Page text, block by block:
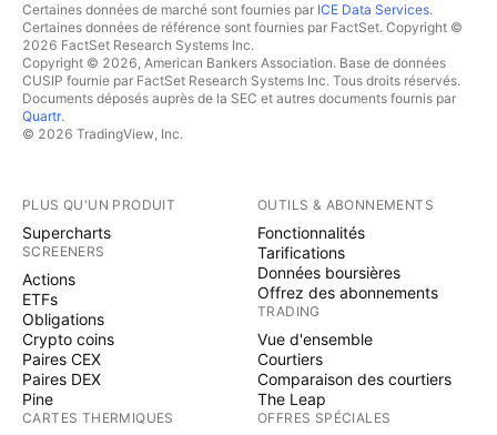
Certaines données de marché sont fournies par ICE Data Services.
Certaines données de référence sont fournies par FactSet. Copyright ©
2026 FactSet Research Systems Inc.
Copyright © 2026, American Bankers Association. Base de données
CUSIP fournie par FactSet Research Systems Inc. Tous droits réservés.
Documents déposés auprès de la SEC et autres documents fournis par
Quartr.
© 2026 TradingView, Inc.
PLUS QU'UN PRODUIT
Supercharts
SCREENERS
Actions
ETFs
Obligations
Crypto coins
Paires CEX
Paires DEX
Pine
CARTES THERMIQUES
OUTILS & ABONNEMENTS
Fonctionnalités
Tarifications
Données boursières
Offrez des abonnements
TRADING
Vue d'ensemble
Courtiers
Comparaison des courtiers
The Leap
OFFRES SPÉCIALES